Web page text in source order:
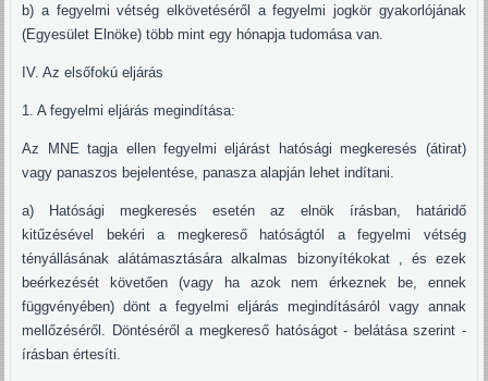
b) a fegyelmi vétség elkövetéséről a fegyelmi jogkör gyakorlójának
(Egyesület Elnöke) több mint egy hónapja tudomása van.
IV. Az elsőfokú eljárás
1. A fegyelmi eljárás megindítása:
Az MNE tagja ellen fegyelmi eljárást hatósági megkeresés (átirat)
vagy panaszos bejelentése, panasza alapján lehet indítani.
a) Hatósági megkeresés esetén az elnök írásban, határidő
kitűzésével bekéri a megkereső hatóságtól a fegyelmi vétség
tényállásának alátámasztására alkalmas bizonyítékokat , és ezek
beérkezését követően (vagy ha azok nem érkeznek be, ennek
függvényében) dönt a fegyelmi eljárás megindításáról vagy annak
mellőzéséről. Döntéséről a megkereső hatóságot - belátása szerint -
írásban értesíti.